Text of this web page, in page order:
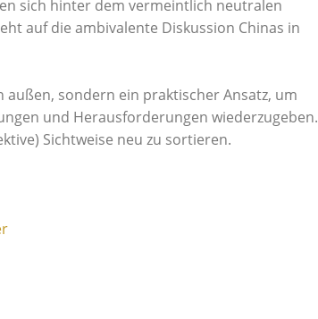
sich hinter dem vermeintlich neutralen
auf die ambivalente Diskussion Chinas in
sondern ein praktischer Ansatz, um
und Herausforderungen wiederzugeben.
Sichtweise neu zu sortieren.